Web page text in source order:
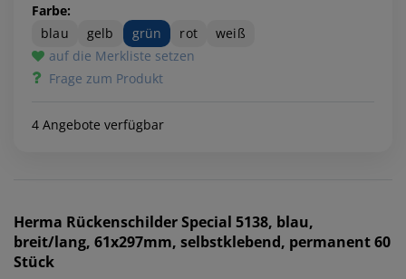
Farbe:
blau
gelb grün rot
weiß
auf die Merkliste setzen
Frage zum Produkt
4 Angebote verfügbar
Herma Rückenschilder Special 5138, blau,
breit/lang, 61x297mm, selbstklebend, permanent 60
Stück